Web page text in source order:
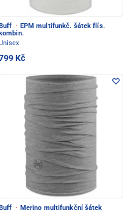
Buff · EPM multifunkč. šátek flís.
kombin.
Kč
Buff · Merino multifunkční šátek